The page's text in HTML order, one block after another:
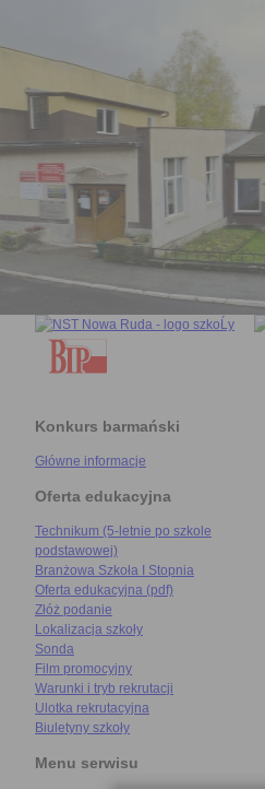
Konkurs barmański
Główne informacje
Oferta edukacyjna
Technikum (5-letnie po szkole
podstawowej)
Branżowa Szkoła I Stopnia
Oferta edukacyjna (pdf)
Złóż podanie
Lokalizacja szkoły
Sonda
Film promocyjny
Warunki i tryb rekrutacji
Ulotka rekrutacyjna
Biuletyny szkoły
Menu serwisu